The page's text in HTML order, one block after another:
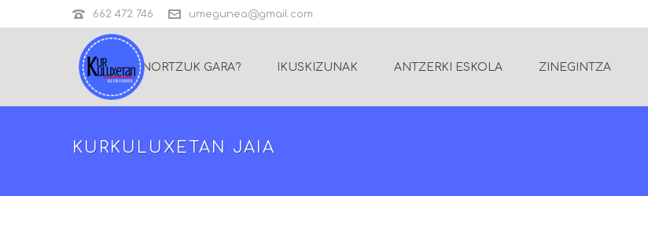
662 472 746 umegunea@gmail.com
NORTZUK GARA? IKUSKIZUNAK ANTZERKI ESKOLA ZINEGINTZA
KURKULUXETAN JAIA